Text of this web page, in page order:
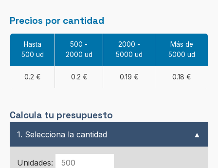
Precios por cantidad
Hasta
500 ud
500 -
2000 ud
2000 -
5000 ud
Más de
5000 ud
0.2 € 0.2 € 0.19 € 0.18 €
Calcula tu presupuesto
1. Selecciona la cantidad ▲
Unidades: